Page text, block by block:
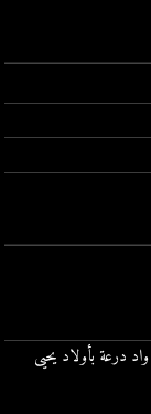
درعة بأولاد يحيى